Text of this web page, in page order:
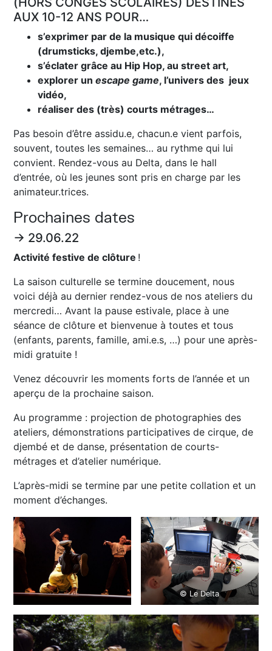
AUX 10-12 ANS POUR…
s’exprimer par de la musique qui décoiffe
(drumsticks, djembe,etc.),
s’éclater grâce au Hip Hop, au street art,
explorer unescape game, l’univers des jeux
vidéo,
réaliser des (très) courts métrages…
Pas besoin d’être assidu.e, chacun.e vient parfois,
souvent, toutes les semaines… au rythme qui lui
convient. Rendez-vous au Delta, dans le hall
d’entrée, où les jeunes sont pris en charge par les
animateur.trices.
Prochaines dates
→ 29.06.22
Activité festive de clôture !
La saison culturelle se termine doucement, nous
voici déjà au dernier rendez-vous de nos ateliers du
mercredi… Avant la pause estivale, place à une
séance de clôture et bienvenue à toutes et tous
(enfants, parents, famille, ami.e.s, …) pour une après-
midi gratuite !
Venez découvrir les moments forts de l’année et un
aperçu de la prochaine saison.
Au programme : projection de photographies des
ateliers, démonstrations participatives de cirque, de
djembé et de danse, présentation de courts-
métrages et d’atelier numérique.
L’après-midi se termine par une petite collation et un
moment d’échanges.
© Le Delta